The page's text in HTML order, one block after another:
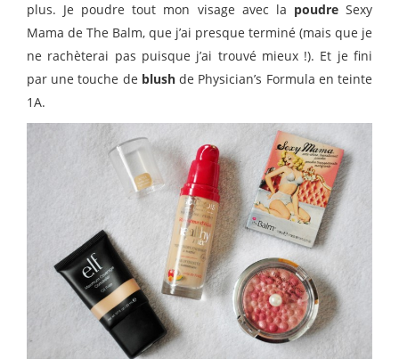
plus. Je poudre tout mon visage avec la poudreSexy
Mama de The Balm, que j’ai presque terminé (mais que je
ne rachèterai pas puisque j’ai trouvé mieux !). Et je fini
par une touche de blushde Physician’s Formula en teinte
1A.